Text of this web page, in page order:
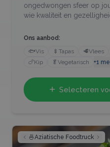
ongedwongen sfeer op
wie kwaliteit en
Ons aanbod:
🐟Vis 🍢 Tapas 🥩Vlees
🍗Kip 🥬 Vegetarisch +1
Selecteren
🍜Aziatische Foodtruck